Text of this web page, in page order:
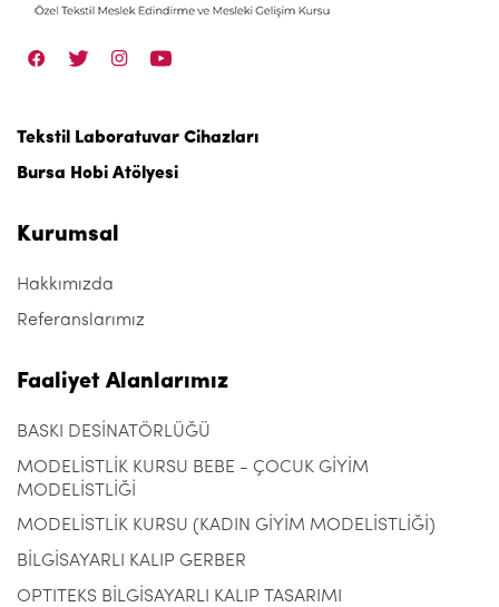
Tekstil Laboratuvar Cihazları
Bursa Hobi Atölyesi
Kurumsal
Hakkımızda
Referanslarımız
Faaliyet Alanlarımız
BASKI DESİNATÖRLÜĞÜ
MODELİSTLİK KURSU BEBE - ÇOCUK GİYİM
MODELİSTLİĞİ
MODELİSTLİK KURSU (KADIN GİYİM MODELİSTLİĞİ)
BİLGİSAYARLI KALIP GERBER
OPTITEKS BİLGİSAYARLI KALIP TASARIMI